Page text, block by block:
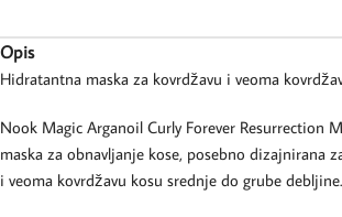
Opis
Hidratantna maska za kovrdžavu i veoma
Nook Magic Arganoil Curly Forever Resurrection
maska za obnavljanje kose, posebno dizajnirana
i veoma kovrdžavu kosu srednje do grube debljine.